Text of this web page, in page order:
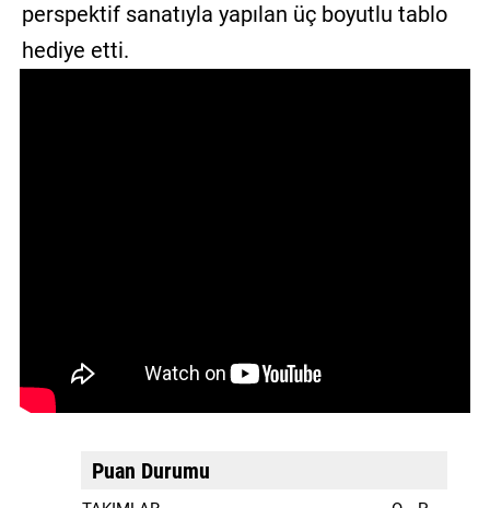
perspektif sanatıyla yapılan üç boyutlu tablo
hediye etti.
Puan Durumu